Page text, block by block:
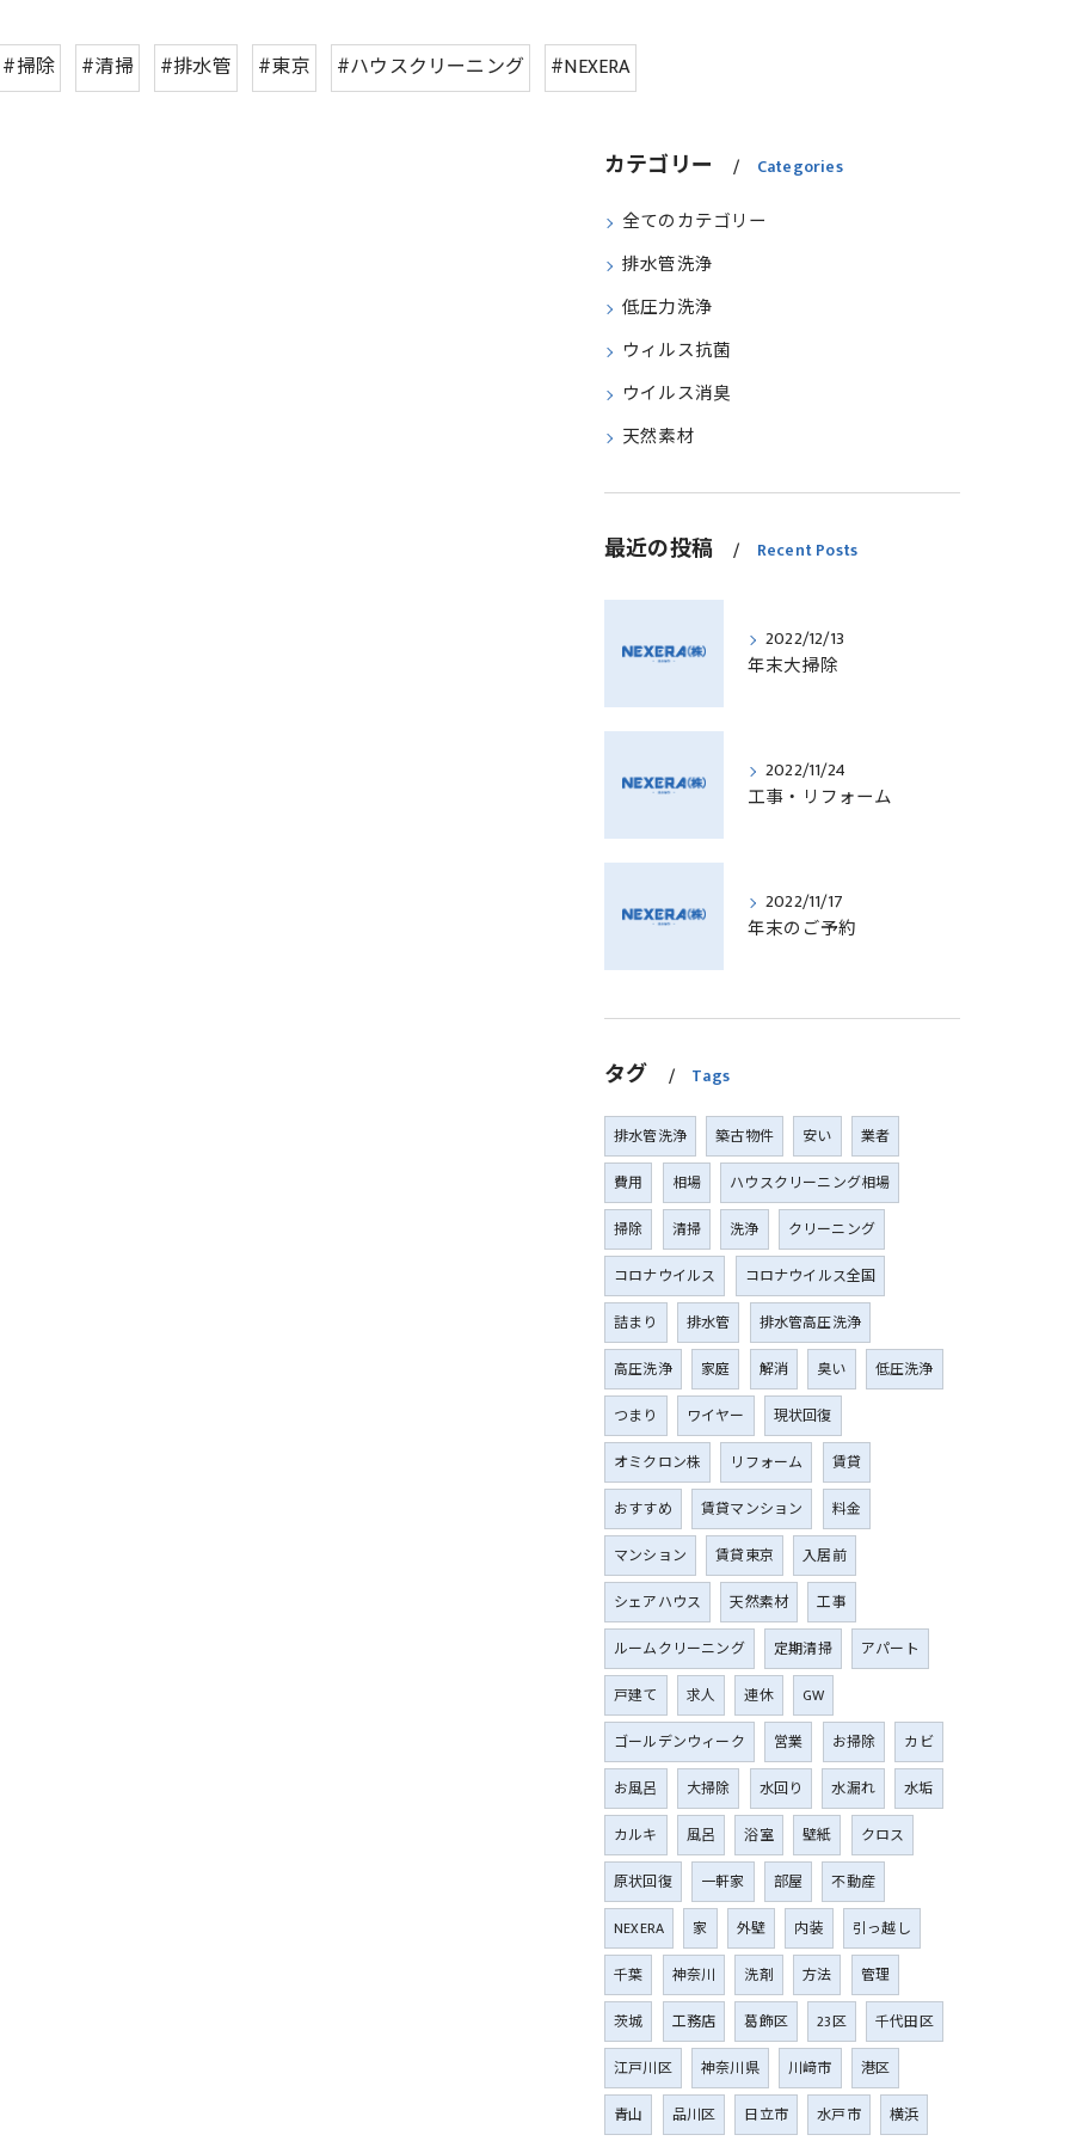
#掃除 #清掃 #排水管 #東京 #ハウスクリーニング #NEXERA
カテゴリー Categories
全てのカテゴリー
排水管洗浄
低圧力洗浄
ウィルス抗菌
ウイルス消臭
天然素材
最近の投稿 Recent Posts
2022/12/13
年末大掃除
2022/11/24
工事・リフォーム
2022/11/17
年末のご予約
タグ Tags
排水管洗浄 築古物件 安い
業者
費用
相場
ハウスクリーニング相場
掃除
清掃 洗浄
クリーニング
コロナウイルス
コロナウイルス全国
詰まり
排水管
排水管高圧洗浄
高圧洗浄
家庭 解消 臭い
低圧洗浄
つまり
ワイヤー
現状回復
オミクロン株
リフォーム
賃貸
おすすめ
賃貸マンション
料金
マンション
賃貸東京
入居前
シェアハウス
天然素材
工事
ルームクリーニング
定期清掃
アパート
戸建て
求人 連休
GW
ゴールデンウィーク
営業 お掃除
カビ
お風呂
大掃除 水回り 水漏れ
水垢
カルキ
風呂 浴室 壁紙
クロス
原状回復
一軒家 部屋
不動産
NEXERA
家 外壁 内装
引っ越し
千葉
神奈川 洗剤 方法
管理
茨城
工務店 葛飾区 23区
千代田区
江戸川区
神奈川県 川﨑市
港区
青山
品川区 日立市 水戸市 横浜